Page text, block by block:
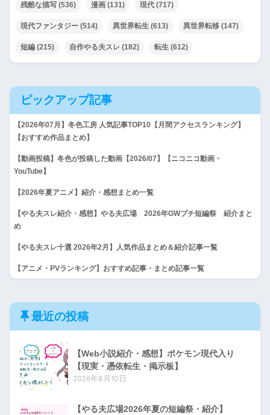
残酷な描写 (536) 漫画 (131) 現代 (717)
現代ファンタジー (514) 異世界転生 (613) 異世界転移 (147)
短編 (215) 自作やる夫スレ (182) 転生 (612)
ピックアップ記事
【2026年07月】冬色工房 人気記事TOP10【月間アクセスランキング】
【おすすめ作品まとめ】
【動画投稿】冬色が投稿した動画【2026/07】【ニコニコ動画・
YouTube】
【2026年夏アニメ】紹介・感想まとめ一覧
【やる夫スレ紹介・感想】やる夫広場 2026年GWプチ短編祭 紹介まと
め
【やる夫スレ十選 2026年2月】人気作品まとめ＆紹介記事一覧
【アニメ・PVランキング】おすすめ記事・まとめ記事一覧
最近の投稿
【Web小説紹介・感想】ポケモン現代入り
【現実・憑依転生・掲示板】
2026年8月10日
【やる夫広場2026年夏の短編祭・紹介】